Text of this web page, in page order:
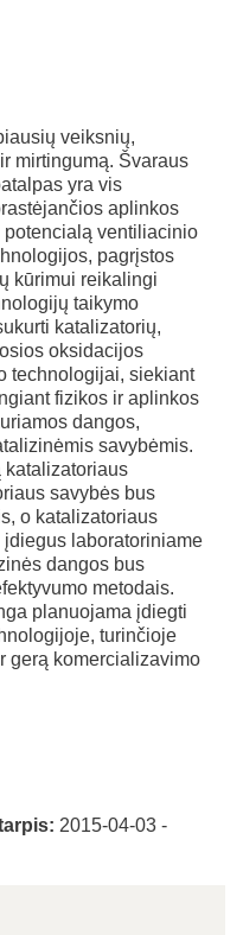
veiksnių,
mirtingumą. Švaraus
yra vis
aplinkos
ventiliacinio
pagrįstos
kūrimui reikalingi
taikymo
katalizatorių,
oksidacijos
technologijai, siekiant
fizikos ir aplinkos
dangos,
savybėmis.
katalizatoriaus
savybės bus
o katalizatoriaus
laboratoriniame
dangos bus
metodais.
planuojama įdiegti
turinčioje
gerą komercializavimo
2015-04-03 -